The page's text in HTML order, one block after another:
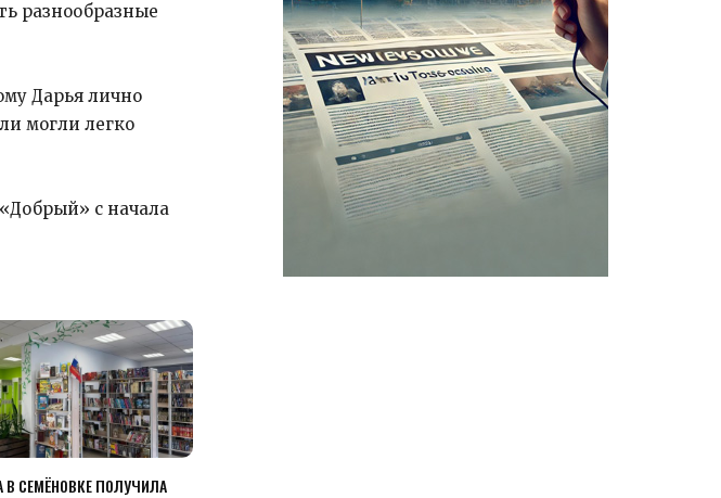
разнообразные
Дарья лично
могли легко
«Добрый» с начала
В СЕМЁНОВКЕ ПОЛУЧИЛА